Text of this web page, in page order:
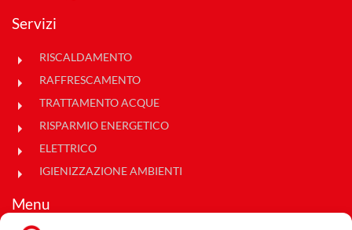
Servizi
RISCALDAMENTO
RAFFRESCAMENTO
TRATTAMENTO ACQUE
RISPARMIO ENERGETICO
ELETTRICO
IGIENIZZAZIONE AMBIENTI
Menu